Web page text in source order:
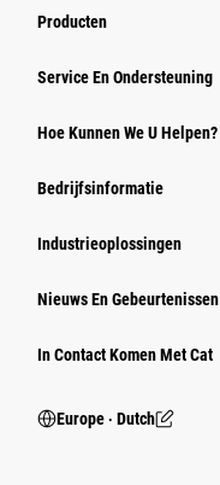
Producten
Service En Ondersteuning
Hoe Kunnen We U Helpen?
Bedrijfsinformatie
Industrieoplossingen
Nieuws En Gebeurtenissen
In Contact Komen Met Cat
Europe ‧ Dutch